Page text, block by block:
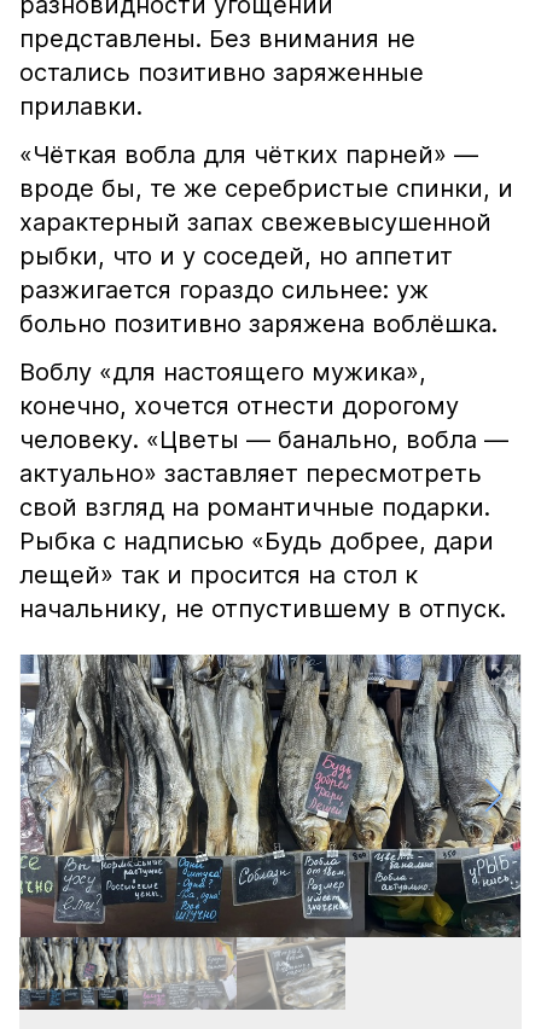
представлены. Без внимания не
остались позитивно заряженные
прилавки.
«Чёткая вобла для чётких парней» —
вроде бы, те же серебристые спинки, и
характерный запах свежевысушенной
рыбки, что и у соседей, но аппетит
разжигается гораздо сильнее: уж
больно позитивно заряжена воблёшка.
Воблу «для настоящего мужика»,
конечно, хочется отнести дорогому
человеку. «Цветы — банально, вобла —
актуально» заставляет пересмотреть
свой взгляд на романтичные подарки.
Рыбка с надписью «Будь добрее, дари
лещей» так и просится на стол к
начальнику, не отпустившему в отпуск.